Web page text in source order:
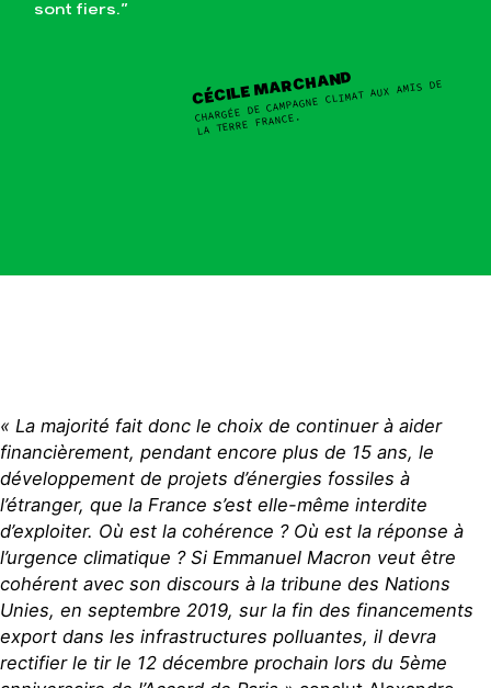
sont fiers.”
CÉCILE MARCHAND
CHARGÉE DE CAMPAGNE CLIMAT AUX AMIS DE
LA TERRE FRANCE.
« La majorité fait donc le choix de continuer à aider
financièrement, pendant encore plus de 15 ans, le
développement de projets d’énergies fossiles à
l’étranger, que la France s’est elle-même interdite
d’exploiter. Où est la cohérence ? Où est la réponse à
l’urgence climatique ? Si Emmanuel Macron veut être
cohérent avec son discours à la tribune des Nations
Unies, en septembre 2019, sur la fin des financements
export dans les infrastructures polluantes, il devra
rectifier le tir le 12 décembre prochain lors du 5ème